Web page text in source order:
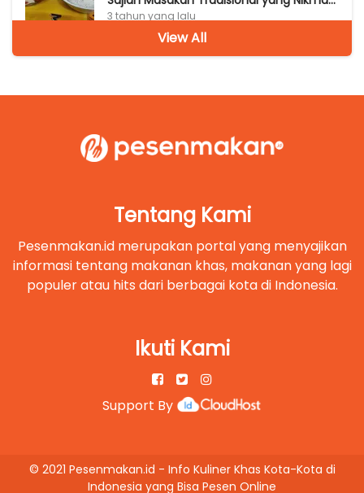
dengan Harga Terjangkau
3 tahun yang lalu
Tradisional
Rekomendasi Restoran yang Menyajikan
Popular
3 tahun yang lalu
Tradisional
Cicipi Sedapnya Sop Ayam Pak Kus
Klaten di Balikpapan
View All
Tentang Kami
Pesenmakan.id merupakan portal yang menyajikan
informasi tentang makanan khas, makanan yang lagi
populer atau hits dari berbagai kota di Indonesia.
Ikuti Kami
Support By
© 2021 Pesenmakan.id - Info Kuliner Khas Kota-Kota di
Indonesia yang Bisa Pesen Online